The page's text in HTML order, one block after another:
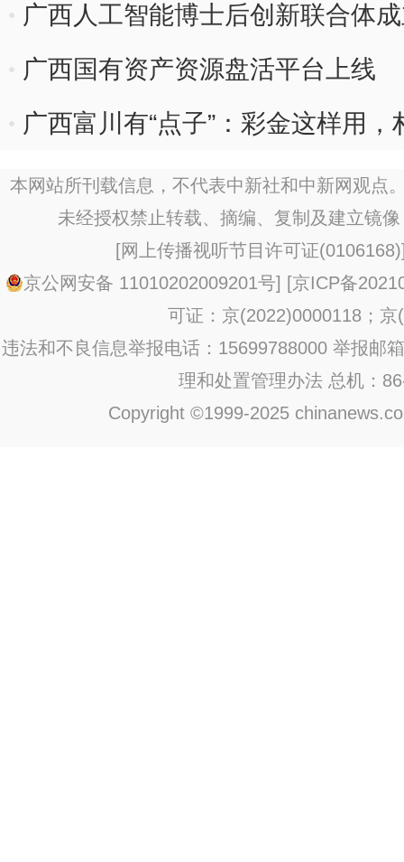
广西人工智能博士后创新联合体
广西国有资产资源盘活平台上线
广西富川有“点子”：彩金这样用，
本网站所刊载信息，不代表中新社和中新网观点
未经授权禁止转载、摘编、复制及建立镜
[网上传播视听节目许可证(0106168)
京公网安备 11010202009201号] [京ICP备
可证：京(2022)0000118；京
违法和不良信息举报电话：15699788000 举报邮
理和处置管理办法 总机：
Copyright ©1999-2025